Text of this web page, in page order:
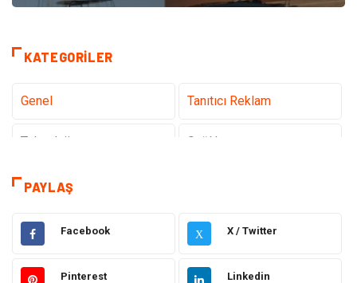
KATEGORILER
Genel Tanıtıcı Reklam
Teknoloji Sağlık
Teknoloji & İnternet
Elektrik & Elektronik Dekorasyon
Güzellik ve Bakım Eğitim
PAYLAŞ
Facebook X X / Twitter
Pinterest Linkedin